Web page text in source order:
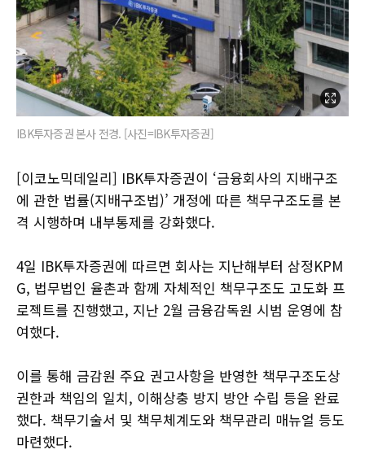
IBK투자증권 본사 전경. [사진=IBK투자증권]
[이코노믹데일리] IBK투자증권이 ‘금융회사의 지배구조
에 관한 법률(지배구조법)’ 개정에 따른 책무구조도를 본
격 시행하며 내부통제를 강화했다.
4일 IBK투자증권에 따르면 회사는 지난해부터 삼정KPM
G, 법무법인 율촌과 함께 자체적인 책무구조도 고도화 프
로젝트를 진행했고, 지난 2월 금융감독원 시범 운영에 참
여했다.
이를 통해 금감원 주요 권고사항을 반영한 책무구조도상
권한과 책임의 일치, 이해상충 방지 방안 수립 등을 완료
했다. 책무기술서 및 책무체계도와 책무관리 매뉴얼 등도
마련했다.